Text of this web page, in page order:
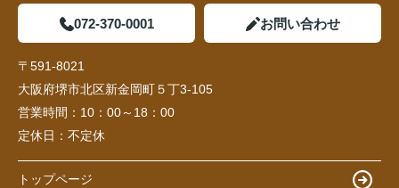
072-370-0001 お問い合わせ
〒591-8021
大阪府堺市北区新金岡町５丁3-105
営業時間： 10：00～18：00
定休日： 不定休
トップページ